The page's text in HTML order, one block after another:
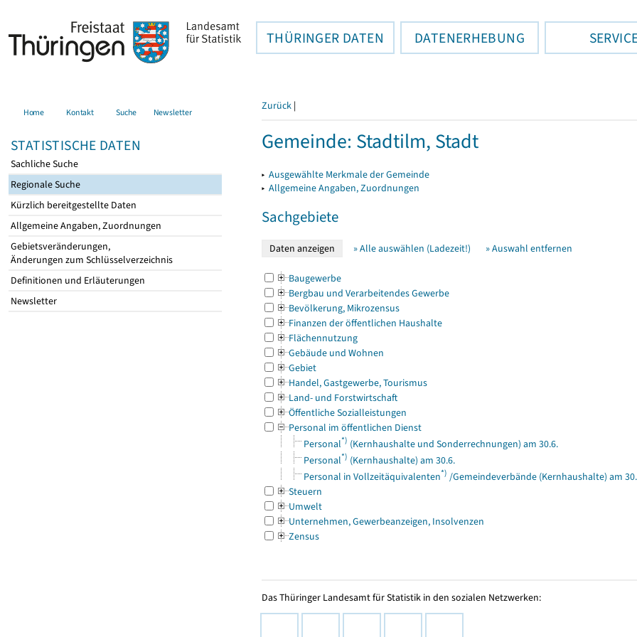
THÜRINGER DATEN DATENERHEBUNG
Home Kontakt Suche Newsletter
STATISTISCHE DATEN
Sachliche Suche
Regionale Suche
Kürzlich bereitgestellte Daten
Allgemeine Angaben, Zuordnungen
Gebietsveränderungen,
Änderungen zum Schlüsselverzeichnis
Definitionen und Erläuterungen
Newsletter
Zurück |
Gemeinde: Stadtilm, Stadt
▸ Ausgewählte Merkmale der Gemeinde
▸ Allgemeine Angaben, Zuordnungen
Sachgebiete
» Alle auswählen (Ladezeit!) » Auswahl entfernen
Baugewerbe
Bergbau und Verarbeitendes Gewerbe
Bevölkerung, Mikrozensus
Finanzen der öffentlichen Haushalte
Flächennutzung
Gebäude und Wohnen
Gebiet
Handel, Gastgewerbe, Tourismus
Land- und Forstwirtschaft
Öffentliche Sozialleistungen
Personal im öffentlichen Dienst
Personal*) (Kernhaushalte und Sonderrechnungen) am 30.6.
Personal*) (Kernhaushalte) am 30.6.
Personal in Vollzeitäquivalenten*) /Gemeindeverbände (Kernhaushalte) am
Steuern
Umwelt
Unternehmen, Gewerbeanzeigen, Insolvenzen
Zensus
Das Thüringer Landesamt für Statistik in den sozialen Netzwerken: